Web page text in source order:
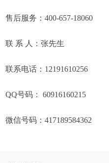
售后服务：400-657-18060
联 系 人：张先生
联系电话：12191610256
QQ号码： 60916160215
微信号码：417189584362